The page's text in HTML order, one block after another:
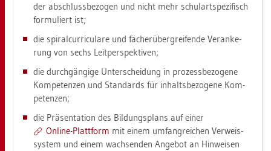
der ab­schluss­be­zo­gen und nicht mehr schul­art­spe­zi­fisch
for­mu­liert ist;
die spi­ral­cur­ri­cu­la­re und fä­cher­über­grei­fen­de Ver­an­ke­
rung von sechs Leit­per­spek­ti­ven;
die durch­gän­gi­ge Un­ter­schei­dung in pro­zess­be­zo­ge­ne
Kom­pe­ten­zen und Stan­dards für in­halts­be­zo­ge­ne Kom­
pe­ten­zen;
die Prä­sen­ta­ti­on des Bil­dungs­plans auf einer
On­line-Platt­form mit einem um­fang­rei­chen Ver­weis­
sys­tem und einem wach­sen­den An­ge­bot an Hin­wei­sen